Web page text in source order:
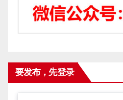
要发布，先登录